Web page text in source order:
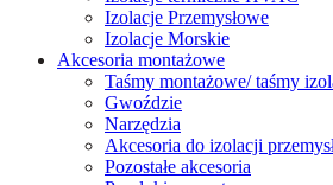
Izolacje Przemysłowe
Izolacje Morskie
Akcesoria montażowe
Taśmy montażowe/ taśmy
Gwoździe
Narzędzia
Akcesoria do izolacji
Pozostałe akcesoria